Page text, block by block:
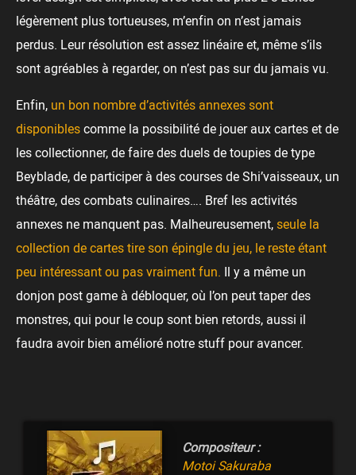
légèrement plus tortueuses, m’enfin on n’est jamais
perdus. Leur résolution est assez linéaire et, même s’ils
sont agréables à regarder, on n’est pas sur du jamais vu.
Enfin, un bon nombre d’activités annexes sont
disponiblescomme la possibilité de jouer aux cartes et de
les collectionner, de faire des duels de toupies de type
Beyblade, de participer à des courses de Shi’vaisseaux, un
théâtre, des combats culinaires…. Bref les activités
annexes ne manquent pas. Malheureusement,seule la
collection de cartes tire son épingle du jeu, le reste étant
peu intéressant ou pas vraiment fun. Il y a même un
donjon post game à débloquer, où l’on peut taper des
monstres, qui pour le coup sont bien retords, aussi il
faudra avoir bien amélioré notre stuff pour avancer.
Compositeur :
Motoi Sakuraba